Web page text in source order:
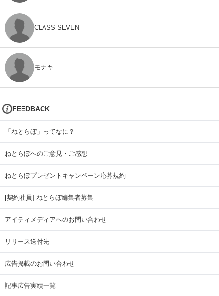
CLASS SEVEN
モナキ
FEEDBACK
「ねとらぼ」ってなに？
ねとらぼへのご意見・ご感想
ねとらぼプレゼントキャンペーン応募規約
[契約社員] ねとらぼ編集者募集
アイティメディアへのお問い合わせ
リリース送付先
広告掲載のお問い合わせ
記事広告実績一覧